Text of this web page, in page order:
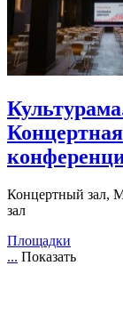
Концертный зал,
зал
Площадки
... Показать